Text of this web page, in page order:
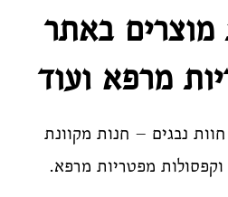
מוצרים באתר
מרפא ועוד
נבגים – חנות מקוונת
מפטריות מרפא.